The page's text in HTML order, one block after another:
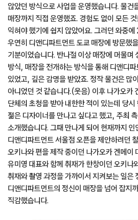
현재 일본에서 33호까지 출간된 〈d 디자인 트래블〉.
mmmg은 〈d 디자인 트래블〉을 접했
받았나요?
유저는 이 잡지가 롱 라이프 디자인, 지속 가
전반을 다루는 에세이 같다는 느낌을 받았어
담았다는 뜻이죠. 그리고 호가 거듭할수록 관
생각했어요.
배사실 우리는 〈d 디자인 트래블〉 이전부터
디앤디파트먼트D&Department의 활동과
팬이었습니다. 작은 디자인 스튜디오로 사업
않았던 방식으로 사업을 운영했습니다. 물건
매장까지 직접 운영했죠. 경험도 없이 모든 것
익혀야 했기에 쉽지 않았어요. 그러던 와중
우연히 디앤디파트먼트 도쿄 매장에 방문했
기분이었습니다. 반나절 이상 매장에 머물며